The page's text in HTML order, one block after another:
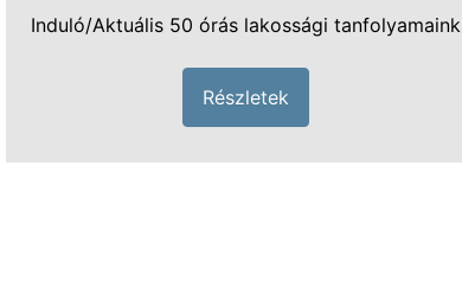
Induló/Aktuális 50 órás lakossági tanfolyamaink
Részletek